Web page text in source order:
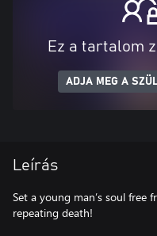
Ez a tartalom
ADJA MEG A
Leírás
Set a young man’s soul free
repeating death!